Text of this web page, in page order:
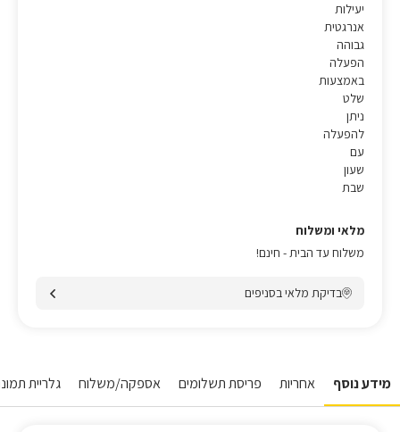
יעילות
אנרגטית
גבוהה
הפעלה
באמצעות
שלט
ניתן
להפעלה
עם
שעון
שבת
מלאי ומשלוח
משלוח עד הבית - חינם!
בדיקת מלאי בסניפים
מידע נוסף אחריות פריסת תשלומים אספקה/משלוח גלריית